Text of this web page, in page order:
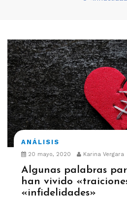
ANÁLISIS
20 mayo, 2020 Karina Vergara
Algunas palabras
han vivido
«infidelidades»